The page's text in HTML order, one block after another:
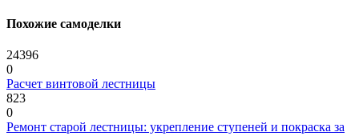
Похожие самоделки
24396
0
Расчет винтовой лестницы
823
0
Ремонт старой лестницы: укрепление ступеней и покраска за